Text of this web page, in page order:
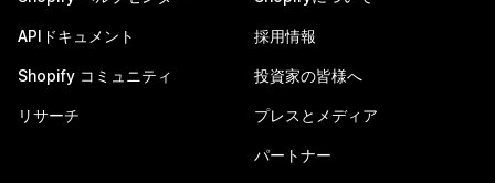
APIドキュメント
Shopify コミュニティ
リサーチ
採用情報
投資家の皆様へ
プレスとメディア
パートナー